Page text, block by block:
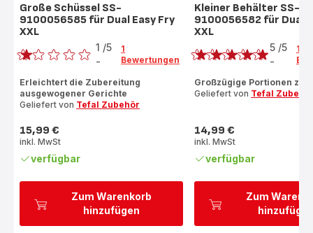
Zum Warenkorb
hinzufügen
Große Schüssel SS-
9100056585 für Dual Easy Fry
XXL
Bewertung
mit
1
Stern
1 /5
-
1
Bewertungen
Erleichtert die Zubereitung
ausgewogener Gerichte
Geliefert von Tefal Zubehör
Preis
15,99 €
inkl. MwSt
verfügbar
Zum
Kleiner Behälter SS-
9100056582 für Dual
XXL
Bewertung
mit
5
5 /5
-
1
Großzügige Portionen
Geliefert von Tefal
Preis
14,99 €
inkl. MwSt
verfügbar